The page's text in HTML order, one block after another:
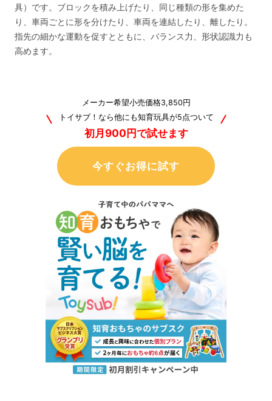
具）です。ブロックを積み上げたり、同じ種類の形を集めた
り、車両ごとに形を分けたり、車両を連結したり、離したり。
指先の細かな運動を促すとともに、バランス力、形状認識力も
高めます。
メーカー希望小売価格3,850円
トイサブ！なら他にも知育玩具が5点ついて
初月900円で試せます
今すぐお得に試す